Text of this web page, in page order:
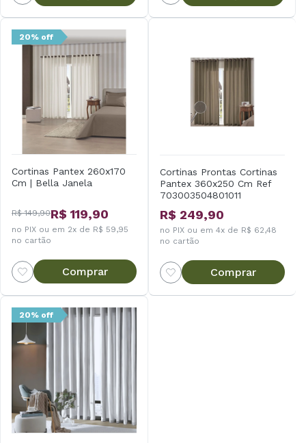
20% off
Cortinas Pantex 260x170
Cm | Bella Janela
R$ 149,90R$ 119,90
no PIX ou em 2x de R$ 59,95
no cartão
Comprar
Cortinas Prontas Cortinas
Pantex 360x250 Cm Ref
703003504801011
R$ 249,90
no PIX ou em 4x de R$ 62,48
no cartão
Comprar
20% off